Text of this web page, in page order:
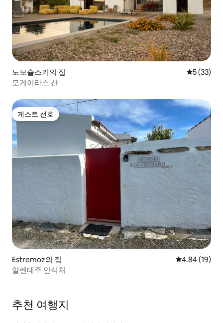
노보슬스키의 집 평점 5점
5 (33)
모게이라스 산
게스트 선호
게스트 선호
Estremoz의 집 평점 4.84점(5
4.84 (19)
알렌테주 안식처
추천 여행지